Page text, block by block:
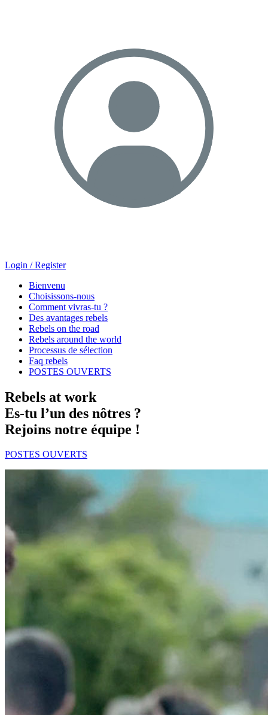
Login / Register
Bienvenu
Choisissons-nous
Comment vivras-tu ?
Des avantages rebels
Rebels on the road
Rebels around the world
Processus de sélection
Faq rebels
POSTES OUVERTS
Rebels at work
Es-tu l’un des nôtres ?
Rejoins notre équipe !
POSTES OUVERTS